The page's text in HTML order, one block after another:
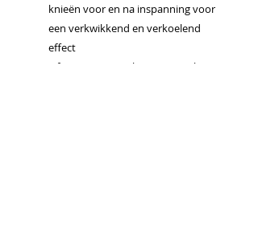
knieën voor en na inspanning voor
een verkwikkend en verkoelend
effect
Of je nu een paar keer per week